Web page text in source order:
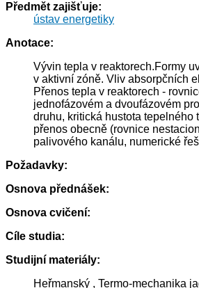
Předmět zajišťuje:
ústav energetiky
Anotace:
Vývin tepla v reaktorech.Formy
v aktivní zóně. Vliv absorpčních
Přenos tepla v reaktorech -
jednofázovém a dvoufázovém
druhu, kritická hustota
přenos obecně (rovnice
palivového kanálu, numerické
Požadavky:
Osnova přednášek:
Osnova cvičení:
Cíle studia:
Studijní materiály:
Heřmanský , Termo-mechanika